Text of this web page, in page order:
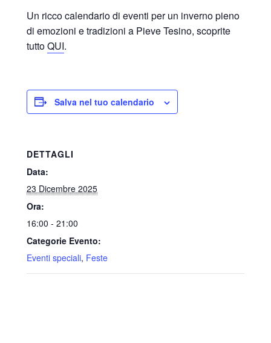
Un ricco calendario di eventi per un inverno pieno
di emozioni e tradizioni a Pieve Tesino, scoprite
tuttoQUI.
Salva nel tuo calendario
DETTAGLI
Data:
23 Dicembre 2025
Ora:
16:00 - 21:00
Categorie Evento:
Eventi speciali, Feste